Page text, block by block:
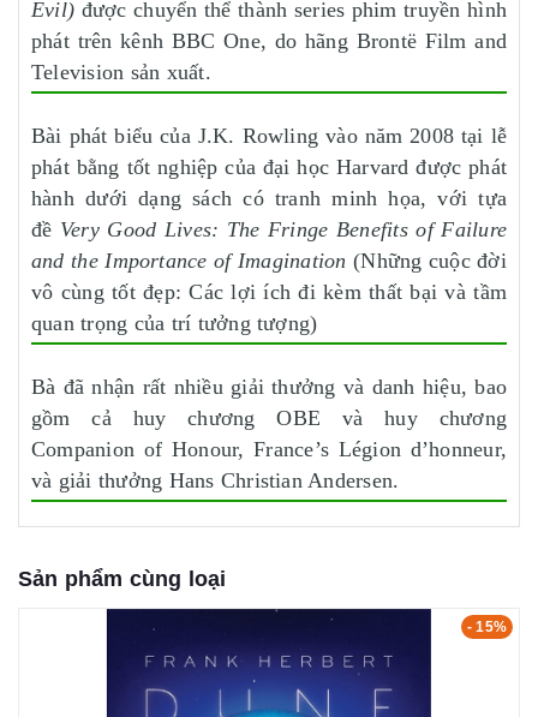
Evil) được chuyển thể thành series phim truyền hình
phát trên kênh BBC One, do hãng Brontë Film and
Television sản xuất.
Bài phát biểu của J.K. Rowling vào năm 2008 tại lễ
phát bằng tốt nghiệp của đại học Harvard được phát
hành dưới dạng sách có tranh minh họa, với tựa
đề Very Good Lives: The Fringe Benefits of Failure
and the Importance of Imagination(Những cuộc đời
vô cùng tốt đẹp: Các lợi ích đi kèm thất bại và tầm
quan trọng của trí tưởng tượng)
Bà đã nhận rất nhiều giải thưởng và danh hiệu, bao
gồm cả huy chương OBE và huy chương
Companion of Honour, France’s Légion d’honneur,
và giải thưởng Hans Christian Andersen.
Sản phẩm cùng loại
- 15%